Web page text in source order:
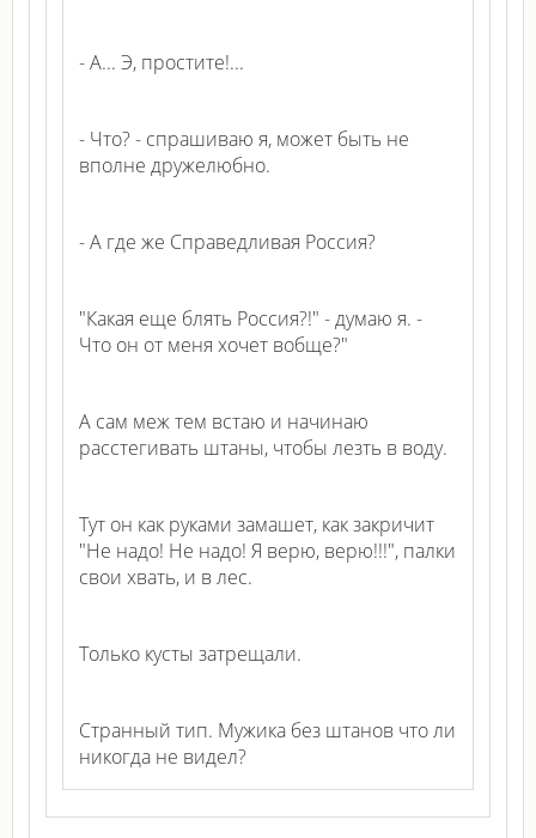
- А... Э, простите!...
- Что? - спрашиваю я, может быть не
вполне дружелюбно.
- А где же Справедливая Россия?
"Какая еще блять Россия?!" - думаю я. -
Что он от меня хочет вобще?"
А сам меж тем встаю и начинаю
расстегивать штаны, чтобы лезть в воду.
Тут он как руками замашет, как закричит
"Не надо! Не надо! Я верю, верю!!!", палки
свои хвать, и в лес.
Только кусты затрещали.
Странный тип. Мужика без штанов что ли
никогда не видел?